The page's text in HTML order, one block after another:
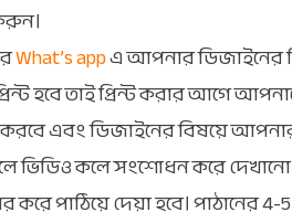
What’s appএ আপনার ডিজাইনের
হবে তাই প্রিন্ট করার আগে
এবং ডিজাইনের বিষয়ে
ভিডিও কলে সংশোধন করে
পাঠিয়ে দেয়া হবে। পাঠানের 4-